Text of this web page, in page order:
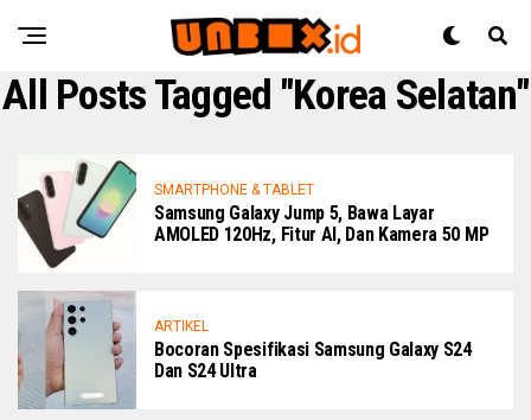
All Posts Tagged "Korea Selatan"
SMARTPHONE & TABLET
Samsung Galaxy Jump 5, Bawa Layar
AMOLED 120Hz, Fitur AI, Dan Kamera 50 MP
ARTIKEL
Bocoran Spesifikasi Samsung Galaxy S24
Dan S24 Ultra